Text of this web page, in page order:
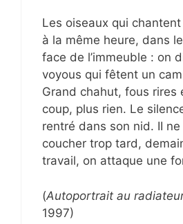
Les oiseaux qui
à la même heure, dans
face de l’immeuble : on
voyous qui fêtent un
Grand chahut, fous rires
coup, plus rien. Le
rentré dans son nid. II
coucher trop tard,
travail, on attaque une
(Autoportrait au
1997)